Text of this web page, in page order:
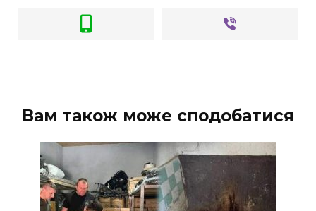
Вам також може сподобатися